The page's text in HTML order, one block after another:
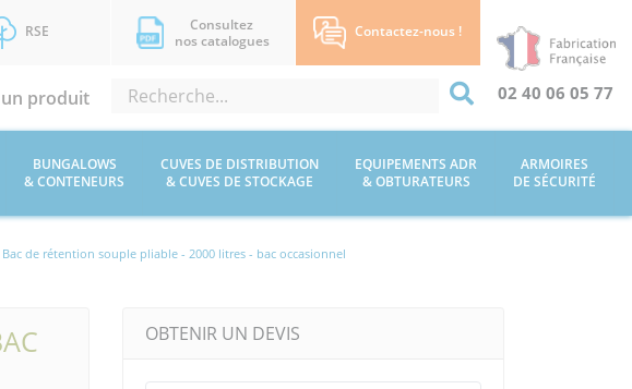
RSE
Consultez
nos catalogues
Contactez-nous !
produit 02 40 06 05 77
BUNGALOWS
& CONTENEURS
CUVES DE DISTRIBUTION
& CUVES DE STOCKAGE
EQUIPEMENTS ADR
& OBTURATEURS
ARMOIRES
DE SÉCURITÉ
Bac de rétention souple pliable - 2000 litres - bac occasionnel
OBTENIR UN DEVIS